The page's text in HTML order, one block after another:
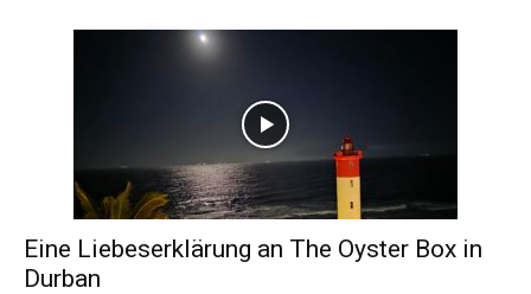
Eine Liebeserklärung an The Oyster Box in
Durban